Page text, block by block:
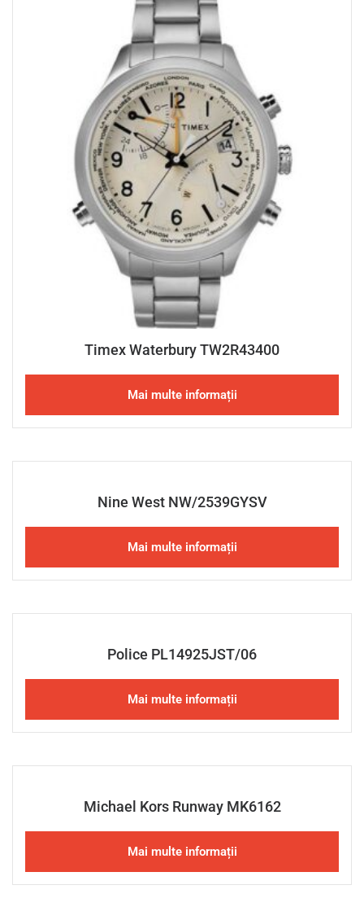
Timex Waterbury TW2R43400
Mai multe informații
Nine West NW/2539GYSV
Mai multe informații
Police PL14925JST/06
Mai multe informații
Michael Kors Runway MK6162
Mai multe informații